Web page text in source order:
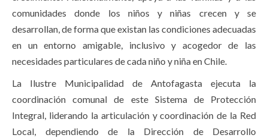
comunidades donde los niños y niñas crecen y se
desarrollan, de forma que existan las condiciones adecuadas
en un entorno amigable, inclusivo y acogedor de las
necesidades particulares de cada niño y niña en Chile.
La Ilustre Municipalidad de Antofagasta ejecuta la
coordinación comunal de este Sistema de Protección
Integral, liderando la articulación y coordinación de la Red
Local, dependiendo de la Dirección de Desarrollo